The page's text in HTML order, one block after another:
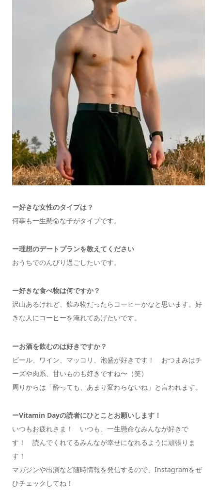
ー好きな女性のタイプは？
何事も一生懸命な子がタイプです。
ー理想のデートプランを教えてください
おうちでのんびり過ごしたいです。
ー好きな食べ物は何ですか？
沢山あるけれど、飲み物だったらコーヒーかなと思います。好
きな人にコーヒーを淹れてあげたいです。
ーお酒を飲むのは好きですか？
ビール、ワイン、マッコリ、泡盛が好きです！ おつまみはチ
ーズや肉系、甘いものも好きですね〜（笑）
周りからは「酔っても、あまり変わらないね」と言われます。
ーVitamin Dayの読者にひとことお願いします！
いつもお疲れさま！ いつも、一生懸命なみんなが好きで
す！ 読んでくれてるみんなが幸せになれるように頑張りま
す！
マガジンや出演など随時情報を発信するので、Instagramをぜ
ひチェックしてね！